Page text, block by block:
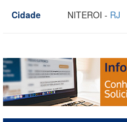
Cidade NITEROI - RJ